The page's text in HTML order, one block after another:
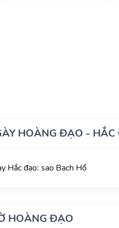
HOÀNG ĐẠO -
Hắc đạo: sao Bạch Hổ
HOÀNG ĐẠO